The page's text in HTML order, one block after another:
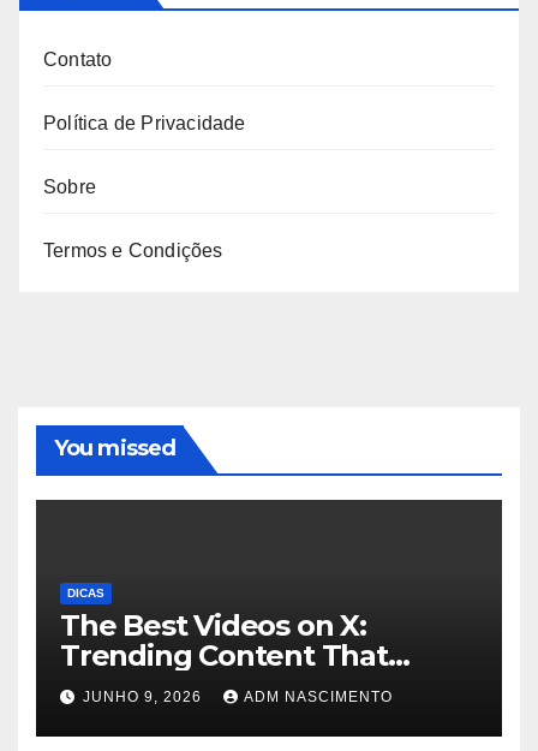
Contato
Política de Privacidade
Sobre
Termos e Condições
You missed
DICAS
The Best Videos on X:
Trending Content That
Captivates Millions
JUNHO 9, 2026 ADM NASCIMENTO